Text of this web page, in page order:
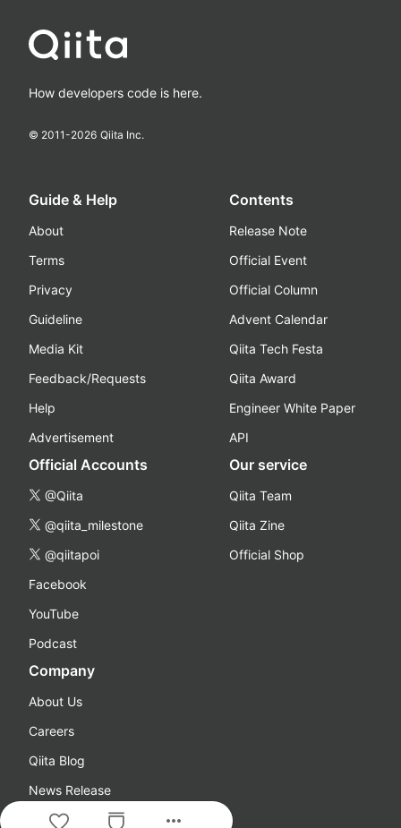
more_horiz
How developers code is here.
© 2011-2026 Qiita Inc.
Guide & Help
About
Terms
Privacy
Guideline
Media Kit
Feedback/Requests
Help
Advertisement
Contents
Release Note
Official Event
Official Column
Advent Calendar
Qiita Tech Festa
Qiita Award
Engineer White Paper
API
Official Accounts
@Qiita
@qiita_milestone
@qiitapoi
Facebook
YouTube
Podcast
Our service
Qiita Team
Qiita Zine
Official Shop
Company
About Us
Careers
Qiita Blog
News Release